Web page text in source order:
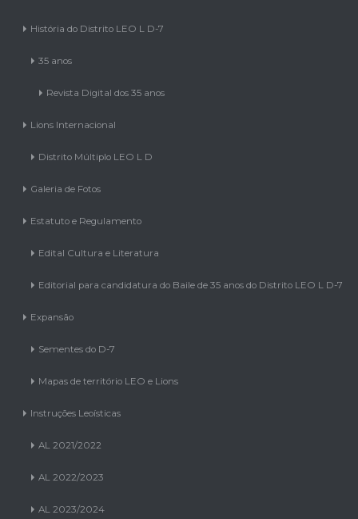
35 anos
Revista Digital dos 35 anos
Lions Internacional
Distrito Múltiplo LEO L D
Galeria de Fotos
Estatuto e Regulamento
Edital Cultura e Literatura
Editorial para candidatura do Baile de 35 anos do Distrito LEO L D-7
Expansão
Sementes do D-7
Mapas de território LEO e Lions
Instruções Leoísticas
AL 2021/2022
AL 2022/2023
AL 2023/2024
AL 2024/2025